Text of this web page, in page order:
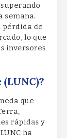
semana.
pérdida de
lo que
inversores
que
rápidas y
ha